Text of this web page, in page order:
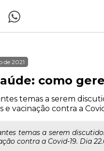
de 2021
como
temas a serem
vacinação contra a
temas a serem
contra a Covid-19. Dia